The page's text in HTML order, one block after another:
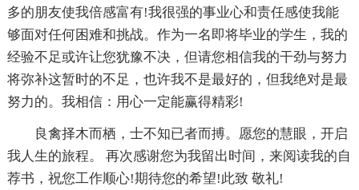
多的朋友使我倍感富有!我很强的事业心和责任感使我能
够面对任何困难和挑战。作为一名即将毕业的学生，我的
经验不足或许让您犹豫不决，但请您相信我的干劲与努力
将弥补这暂时的不足，也许我不是最好的，但我绝对是最
努力的。我相信：用心一定能赢得精彩!
良禽择木而栖，士不知已者而搏。愿您的慧眼，开启
我人生的旅程。 再次感谢您为我留出时间，来阅读我的自
荐书，祝您工作顺心!期待您的希望!此致 敬礼!